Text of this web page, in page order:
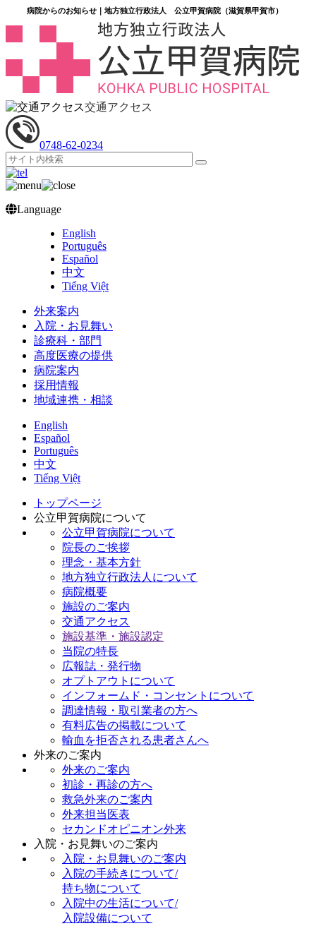
病院からのお知らせ｜地方独立行政法人 公立甲賀病院（滋賀県甲賀市）
交通アクセス
0748‐62‐0234
Language
English
Português
Español
中文
Tiếng Việt
外来案内
入院・お見舞い
診療科・部門
高度医療の提供
病院案内
採用情報
地域連携・相談
English
Español
Português
中文
Tiếng Việt
トップページ
公立甲賀病院について
公立甲賀病院について
院長のご挨拶
理念・基本方針
地方独立行政法人について
病院概要
施設のご案内
交通アクセス
施設基準・施設認定
当院の特長
広報誌・発行物
オプトアウトについて
インフォームド・コンセントについて
調達情報・取引業者の方へ
有料広告の掲載について
輸血を拒否される患者さんへ
外来のご案内
外来のご案内
初診・再診の方へ
救急外来のご案内
外来担当医表
セカンドオピニオン外来
入院・お見舞いのご案内
入院・お見舞いのご案内
入院の手続きについて/
持ち物について
入院中の生活について/
入院設備について